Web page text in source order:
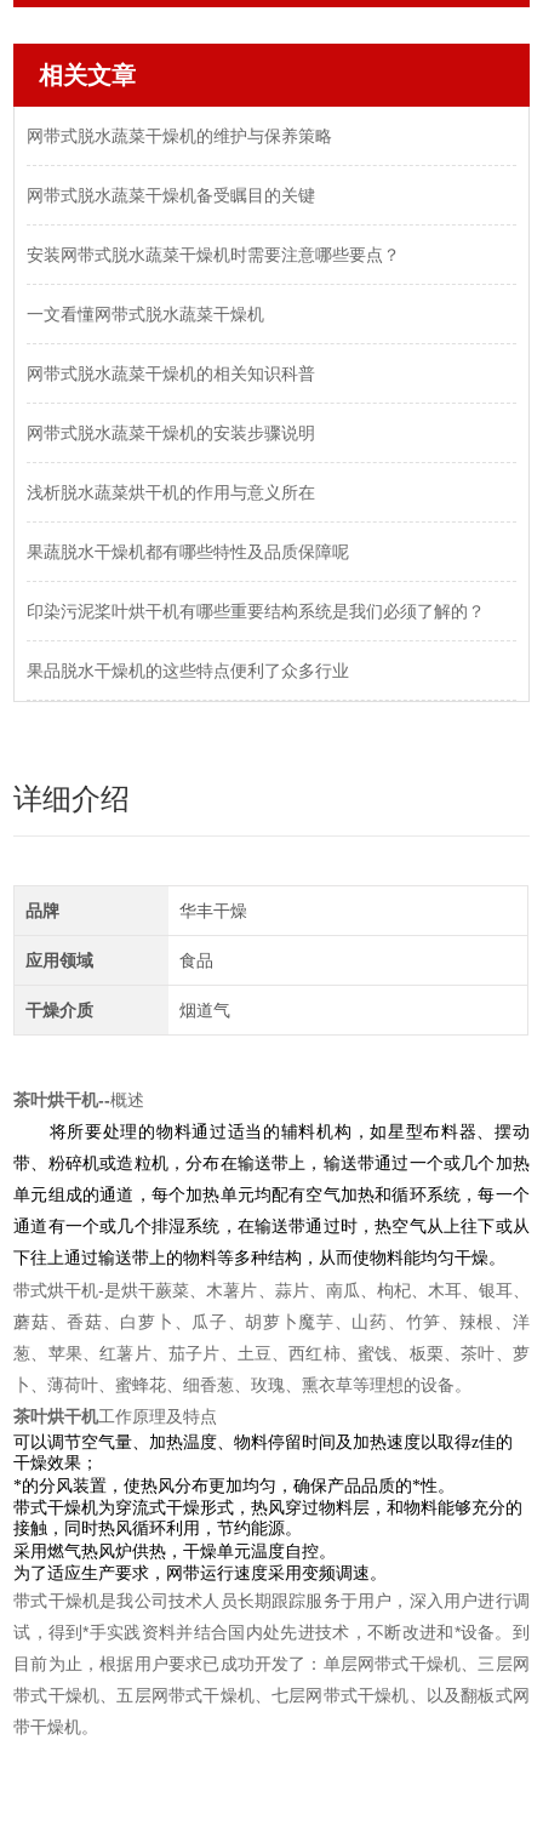
相关文章
网带式脱水蔬菜干燥机的维护与保养策略
网带式脱水蔬菜干燥机备受瞩目的关键
安装网带式脱水蔬菜干燥机时需要注意哪些要点？
一文看懂网带式脱水蔬菜干燥机
网带式脱水蔬菜干燥机的相关知识科普
网带式脱水蔬菜干燥机的安装步骤说明
浅析脱水蔬菜烘干机的作用与意义所在
果蔬脱水干燥机都有哪些特性及品质保障呢
印染污泥桨叶烘干机有哪些重要结构系统是我们必须了解的？
果品脱水干燥机的这些特点便利了众多行业
详细介绍
品牌 华丰干燥
应用领域 食品
干燥介质 烟道气
茶叶烘干机--概述
将所要处理的物料通过适当的辅料机构，如星型布料器、摆动
带、粉碎机或造粒机，分布在输送带上，输送带通过一个或几个加热
单元组成的通道，每个加热单元均配有空气加热和循环系统，每一个
通道有一个或几个排湿系统，在输送带通过时，热空气从上往下或从
下往上通过输送带上的物料等多种结构，从而使物料能均匀干燥。
带式烘干机-是烘干蕨菜、木薯片、蒜片、南瓜、枸杞、木耳、银耳、
蘑菇、香菇、白萝卜、瓜子、胡萝卜魔芋、山药、竹笋、辣根、洋
葱、苹果、红薯片、茄子片、土豆、西红柿、蜜饯、板栗、茶叶、萝
卜、薄荷叶、蜜蜂花、细香葱、玫瑰、熏衣草等理想的设备。
茶叶烘干机工作原理及特点
可以调节空气量、加热温度、物料停留时间及加热速度以取得z佳的
干燥效果；
*的分风装置，使热风分布更加均匀，确保产品品质的*性。
带式干燥机为穿流式干燥形式，热风穿过物料层，和物料能够充分的
接触，同时热风循环利用，节约能源。
采用燃气热风炉供热，干燥单元温度自控。
为了适应生产要求，网带运行速度采用变频调速。
带式干燥机是我公司技术人员长期跟踪服务于用户，深入用户进行调
试，得到*手实践资料并结合国内处先进技术，不断改进和*设备。到
目前为止，根据用户要求已成功开发了：单层网带式干燥机、三层网
带式干燥机、五层网带式干燥机、七层网带式干燥机、以及翻板式网
带干燥机。